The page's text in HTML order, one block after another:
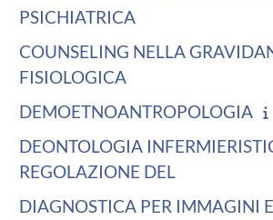
PSICHIATRICA
COUNSELING NELLA
FISIOLOGICA
DEMOETNOANTROPOLOGIA
DEONTOLOGIA
REGOLAZIONE DEL
DIAGNOSTICA PER IMMAGINI E